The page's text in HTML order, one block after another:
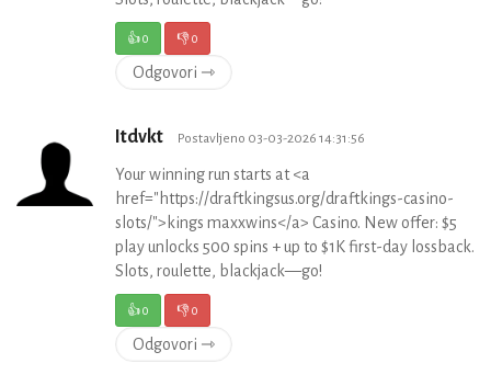
👍0 👎0
Odgovori ⇾
Itdvkt Postavljeno 03-03-2026 14:31:56
Your winning run starts at <a
href="https://draftkingsus.org/draftkings-casino-
slots/">kings maxxwins</a> Casino. New offer: $5
play unlocks 500 spins + up to $1K first-day lossback.
Slots, roulette, blackjack—go!
👍0 👎0
Odgovori ⇾